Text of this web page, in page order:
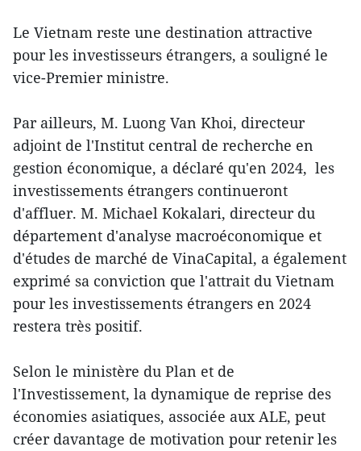
Le Vietnam reste une destination attractive
pour les investisseurs étrangers, a souligné le
vice-Premier ministre.
Par ailleurs, M. Luong Van Khoi, directeur
adjoint de l'Institut central de recherche en
gestion économique, a déclaré qu'en 2024, les
investissements étrangers continueront
d'affluer. M. Michael Kokalari, directeur du
département d'analyse macroéconomique et
d'études de marché de VinaCapital, a également
exprimé sa conviction que l'attrait du Vietnam
pour les investissements étrangers en 2024
restera très positif.
Selon le ministère du Plan et de
l'Investissement, la dynamique de reprise des
économies asiatiques, associée aux ALE, peut
créer davantage de motivation pour retenir les